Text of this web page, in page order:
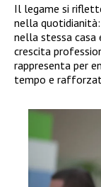
Il legame si
nella
nella stessa casa
crescita
rappresenta per
tempo e